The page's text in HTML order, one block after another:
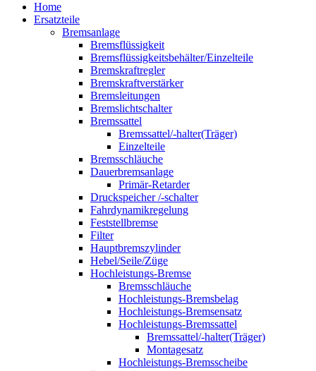
Home
Ersatzteile
Bremsanlage
Bremsflüssigkeit
Bremsflüssigkeitsbehälter/Einzelteile
Bremskraftregler
Bremskraftverstärker
Bremsleitungen
Bremslichtschalter
Bremssattel
Bremssattel/-halter(Träger)
Einzelteile
Bremsschläuche
Dauerbremsanlage
Primär-Retarder
Druckspeicher /-schalter
Fahrdynamikregelung
Feststellbremse
Filter
Hauptbremszylinder
Hebel/Seile/Züge
Hochleistungs-Bremse
Bremsschläuche
Hochleistungs-Bremsbelag
Hochleistungs-Bremsensatz
Hochleistungs-Bremssattel
Bremssattel/-halter(Träger)
Montagesatz
Hochleistungs-Bremsscheibe